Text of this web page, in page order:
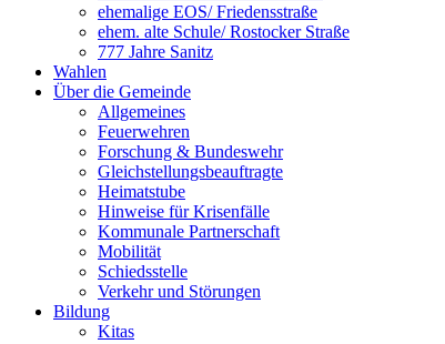
ehemalige EOS/ Friedensstraße
ehem. alte Schule/ Rostocker Straße
777 Jahre Sanitz
Wahlen
Über die Gemeinde
Allgemeines
Feuerwehren
Forschung & Bundeswehr
Gleichstellungsbeauftragte
Heimatstube
Hinweise für Krisenfälle
Kommunale Partnerschaft
Mobilität
Schiedsstelle
Verkehr und Störungen
Bildung
Kitas